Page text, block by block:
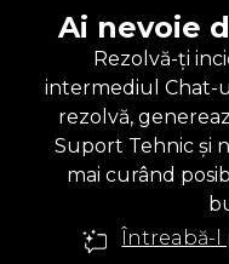
Ai nevoie
Rezolvă-ți
intermediul Chat-
rezolvă,
Suport Tehnic și
mai curând
Întreabă-